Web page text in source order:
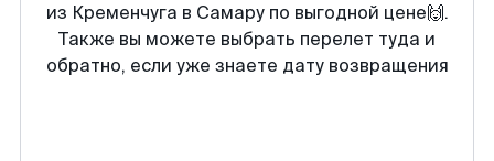
из Кременчуга в Самару по выгодной цене🙌.
Также вы можете выбрать перелет туда и
обратно, если уже знаете дату возвращения